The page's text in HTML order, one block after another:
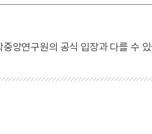
앙연구원의 공식 입장과 다를 수